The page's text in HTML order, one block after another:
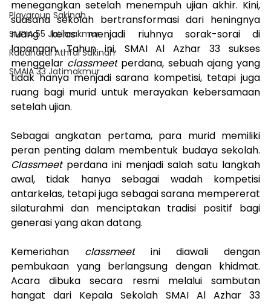
Playgroup Sakinah
SMPIA 55 Jatimakmur
Raudhatul Athfal Sakinah
SMAIA 33 Jatimakmur
menegangkan setelah menempuh ujian akhir. Kini,
suasana sekolah bertransformasi dari heningnya
ruang kelas menjadi riuhnya sorak-sorai di
lapangan. Tahun ini, SMAI Al Azhar 33 sukses
menggelar classmeet perdana, sebuah ajang yang
tidak hanya menjadi sarana kompetisi, tetapi juga
ruang bagi murid untuk merayakan kebersamaan
setelah ujian.
Sebagai angkatan pertama, para murid memiliki
Classmeet perdana ini menjadi salah satu langkah
awal, tidak hanya sebagai wadah kompetisi
antarkelas, tetapi juga sebagai sarana mempererat
silaturahmi dan menciptakan tradisi positif bagi
generasi yang akan datang.
Kemeriahan classmeet ini diawali dengan
pembukaan yang berlangsung dengan khidmat.
Acara dibuka secara resmi melalui sambutan
hangat dari Kepala Sekolah SMAI Al Azhar 33